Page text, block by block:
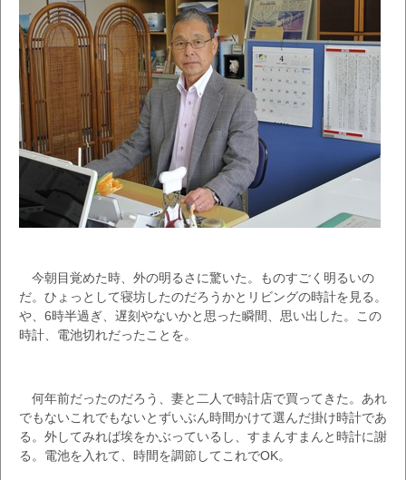
今朝目覚めた時、外の明るさに驚いた。ものすごく明るいの
だ。ひょっとして寝坊したのだろうかとリビングの時計を見る。
や、6時半過ぎ、遅刻やないかと思った瞬間、思い出した。この
時計、電池切れだったことを。
何年前だったのだろう、妻と二人で時計店で買ってきた。あれ
でもないこれでもないとずいぶん時間かけて選んだ掛け時計であ
る。外してみれば埃をかぶっているし、すまんすまんと時計に謝
る。電池を入れて、時間を調節してこれでOK。